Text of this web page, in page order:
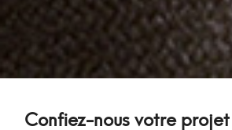
Confiez-nous votre